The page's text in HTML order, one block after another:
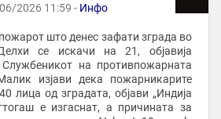
2026 11:59 - Инфо
што денес зафати зграда во
се искачи на 21, објавија
Службеникот на противпожарната
изјави дека пожарникарите
лица од зградата, објави „Индија